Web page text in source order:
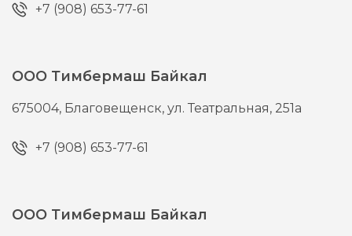
+7 (908) 653-77-61
ООО Тимбермаш Байкал
675004, Благовещенск,ул. Театральная, 251а
+7 (908) 653-77-61
ООО Тимбермаш Байкал